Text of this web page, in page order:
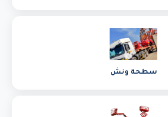
سطحة ونش